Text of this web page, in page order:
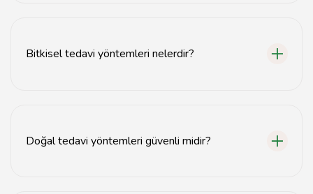
Bitkisel tedavi yöntemleri nelerdir?
Doğal tedavi yöntemleri güvenli midir?